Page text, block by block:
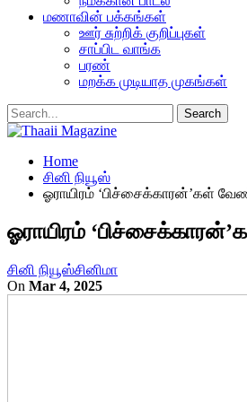
மணாவின் பக்கங்கள்
ஊர் சுற்றிக் குறிப்புகள்
சாப்பிட வாங்க
பரண்
மறக்க முடியாத முகங்கள்
Home
சினி நியூஸ்
ஓராயிரம் ‘பிச்சைக்காரன்’கள்
ஓராயிரம்
சினி நியூஸ்சினிமா
On Mar 4, 2025